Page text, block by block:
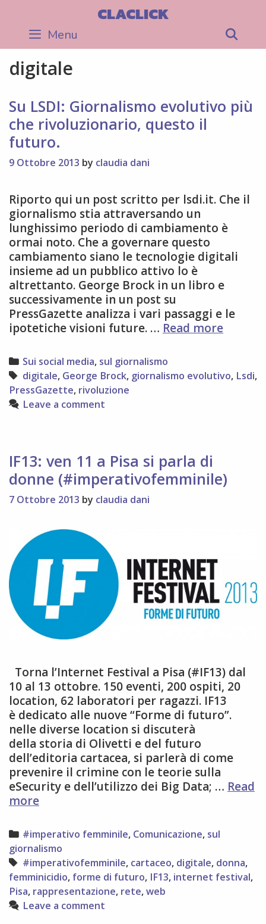
content
CLACLICK
Menu
digitale
Su LSDI: Giornalismo evolutivo più
che rivoluzionario, questo il
futuro.
9 Ottobre 2013 by claudia dani
Riporto qui un post scritto per lsdi.it. Che il
giornalismo stia attraversando un
lunghissimo periodo di cambiamento è
ormai noto. Che a governare questo
cambiamento siano le tecnologie digitali
insieme ad un pubblico attivo lo è
altrettanto. George Brock in un libro e
successivamente in un post su
PressGazette analizza i vari passaggi e le
ipotetiche visioni future. … Read moreSu
più
Categories
Sui social media, sul giornalismo
Tags
digitale, George Brock, giornalismo evolutivo, Lsdi,
PressGazette, rivoluzione
Leave a comment
IF13: ven 11 a Pisa si parla di
donne (#imperativofemminile)
7 Ottobre 2013 by claudia dani
Torna l’Internet Festival a Pisa (#IF13) dal
10 al 13 ottobre. 150 eventi, 200 ospiti, 20
location, 62 laboratori per ragazzi. IF13
è dedicato alle nuove “Forme di futuro”.
nelle diverse location si discuterà
della storia di Olivetti e del futuro
dell’editoria cartacea, si parlerà di come
prevenire il crimine con le teorie sulla
eSecurity e dell’utilizzo dei Big Data; … Read
moreIF13:
11
a
Pisa
si
parla
di
donne
Categories
#imperativo femminile, Comunicazione, sul
giornalismo
Tags
#imperativofemminile, cartaceo, digitale, donna,
femminicidio, forme di futuro, IF13, internet festival,
Pisa, rappresentazione, rete,web
Leave a comment